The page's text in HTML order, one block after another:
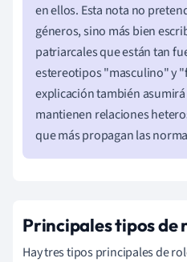
en ellos. Esta nota no
géneros, sino más bien
patriarcales que están tan
estereotipos "masculino" y
explicación también
mantienen relaciones
que más propagan las
Principales tipos de
Hay tres tipos principales de